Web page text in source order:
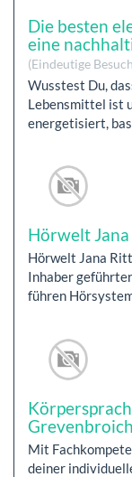
Die besten
eine
(Eindeutige
Wusstest Du,
Lebensmittel ist
energetisiert,
Hörwelt
Hörwelt Jana
Inhaber
führen
Grevenbroich
Mit
deiner